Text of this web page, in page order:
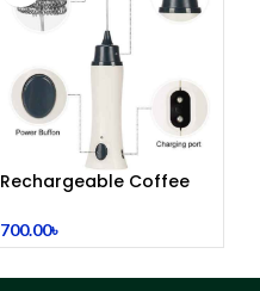
Rechargeable Coffee
Foamer.
700.00৳